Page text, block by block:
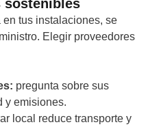
sostenibles
tus instalaciones, se
Elegir proveedores
pregunta sobre sus
y emisiones.
local reduce transporte y